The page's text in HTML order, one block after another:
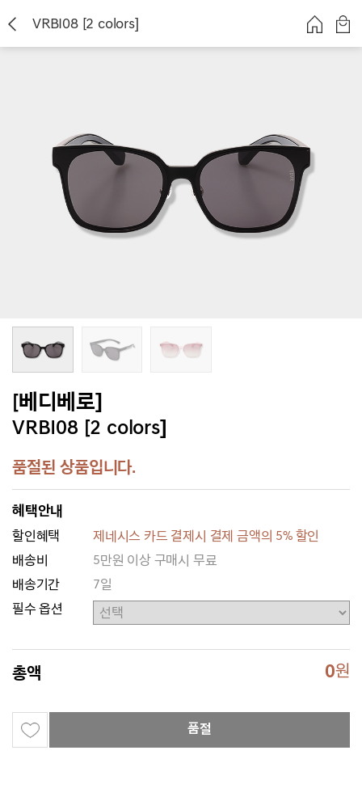
VRBI08 [2 colors]
[베디베로]
VRBI08 [2 colors]
품절된 상품입니다.
혜택안내
할인혜택
제네시스 카드 결제시 결제 금액의 5% 할인
배송비
5만원 이상 구매시 무료
배송기간
7일
필수 옵션
총액 0원
품절